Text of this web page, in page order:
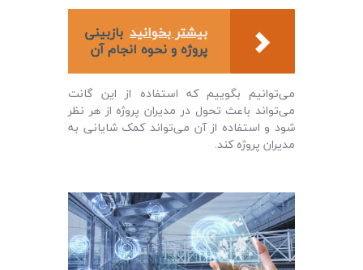
بیشتر بخوانید بازبینی
پروژه و نحوه انجام آن
می‌توانیم بگوییم که استفاده از این گانت
می‌تواند باعث تحول در مدیران پروژه از هر نظر
شود و استفاده از آن می‌تواند کمک شایانی به
مدیران پروژه کند.